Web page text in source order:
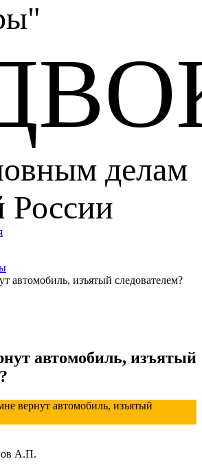
делам
России
автомобиль, изъятый следователем?
автомобиль, изъятый
вернут автомобиль, изъятый
А.П.